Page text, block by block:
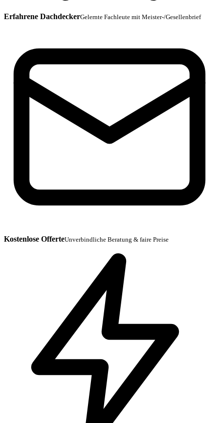
Erfahrene DachdeckerGelernte Fachleute mit Meister-/Gesellenbrief
Kostenlose OfferteUnverbindliche Beratung & faire Preise